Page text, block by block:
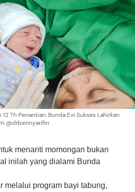
Th Penantian, Bunda Evi Sukses Lahirkan
@drbennyarifin
menanti momongan bukan
inilah yang dialami Bunda
melalui program bayi tabung,